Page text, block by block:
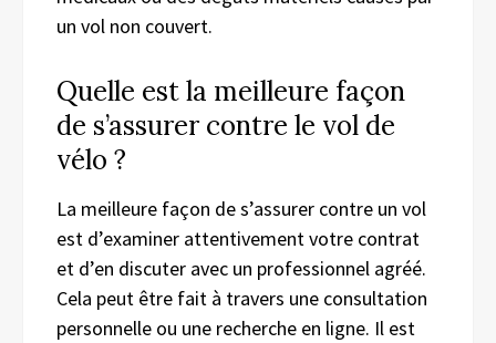
un vol non couvert.
Quelle est la meilleure façon
de s’assurer contre le vol de
vélo ?
La meilleure façon de s’assurer contre un vol
est d’examiner attentivement votre contrat
et d’en discuter avec un professionnel agréé.
Cela peut être fait à travers une consultation
personnelle ou une recherche en ligne. Il est